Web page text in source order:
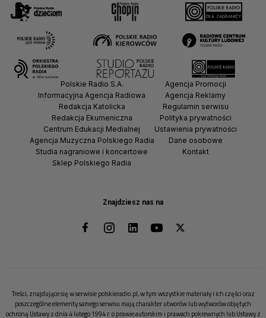
Znajdziesz nas na
Polskie Radio S.A.
Informacyjna Agencja Radiowa
Redakcja Katolicka
Redakcja Ekumeniczna
Centrum Edukacji Medialnej
Agencja Muzyczna Polskiego Radia
Studia nagraniowe i koncertowe
Sklep Polskiego Radia
Agencja Promocji
Agencja Reklamy
Regulamin serwisu
Polityka prywatności
Ustawienia prywatności
Dane osobowe
Kontakt
Treści, znajdujące się w serwisie polskieradio.pl, w tym wszystkie materiały i ich części oraz
poszczególne elementy samego serwisu mają charakter utworów lub wytworów objętych
ochroną Ustawy z dnia 4 lutego 1994 r. o prawie autorskim i prawach pokrewnych lub Ustawy z